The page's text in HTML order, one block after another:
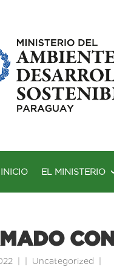
INICIO EL MINISTERIO
Uncategorized